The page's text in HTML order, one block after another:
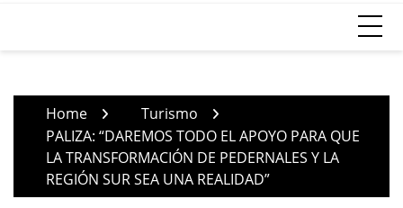
Home
Turismo
PALIZA: “DAREMOS TODO EL APOYO PARA QUE
LA TRANSFORMACIÓN DE PEDERNALES Y LA
REGIÓN SUR SEA UNA REALIDAD”